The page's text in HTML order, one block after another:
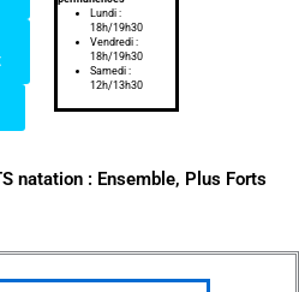
Lundi :
18h/19h30
Vendredi :
18h/19h30
Samedi :
12h/13h30
natation : Ensemble, Plus Forts